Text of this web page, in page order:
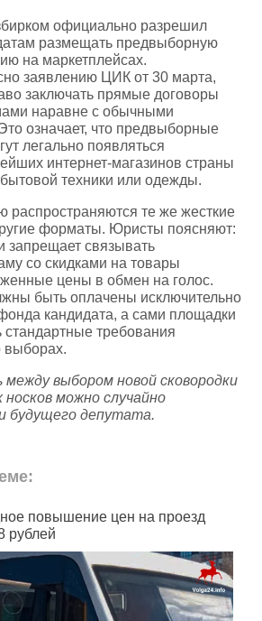
официально разрешил
размещать предвыборную
на маркетплейсах.
заявлению ЦИК от 30 марта,
заключать прямые договоры
наравне с обычными
означает, что предвыборные
легально появляться
интернет‑магазинов страны
техники или одежды.
распространяются те же жесткие
форматы. Юристы поясняют:
запрещает связывать
со скидками на товары
цены в обмен на голос.
быть оплачены исключительно
кандидата, а сами площадки
требования
выборах.
между выбором новой сковородки
можно случайно
будущего депутата.
повышение цен на проезд
рублей